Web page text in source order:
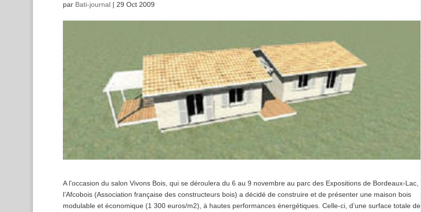
par Bati-journal| 29 Oct 2009
A l’occasion du salon Vivons Bois, qui se déroulera du 6 au 9 novembre au parc des Expositions de Bordeaux-Lac,
l’Afcobois (Association française des constructeurs bois) a décidé de construire et de présenter une maison bois
modulable et économique (1 300 euros/m2), à hautes performances énergétiques. Celle-ci, d’une surface totale de